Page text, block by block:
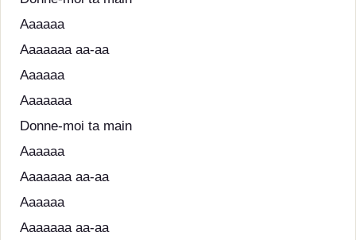
Aaaaaa
Aaaaaaa aa-aa
Aaaaaa
Aaaaaaa
Donne-moi ta main
Aaaaaa
Aaaaaaa aa-aa
Aaaaaa
Aaaaaaa aa-aa